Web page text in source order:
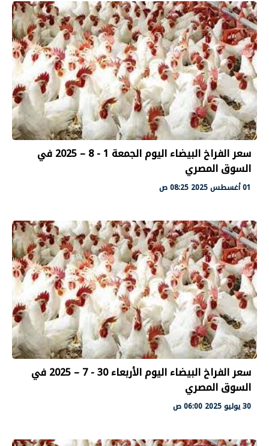
سعر الفراخ البيضاء اليوم الجمعة 1 - 8 – 2025 في
السوق المصري
01 أغسطس 2025 08:25 ص
سعر الفراخ البيضاء اليوم الأربعاء 30 - 7 – 2025 في
السوق المصري
30 يوليو 2025 06:00 ص